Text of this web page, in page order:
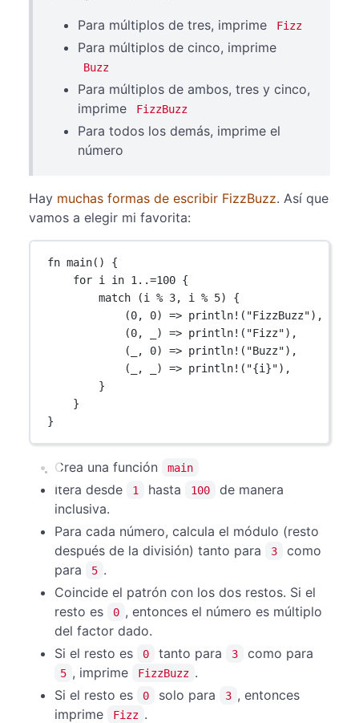
Para múltiplos de tres, imprime
Fizz
Para múltiplos de cinco, imprime
Buzz
Para múltiplos de ambos, tres y cinco,
imprime
FizzBuzz
Para todos los demás, imprime el
número
Hay muchas formas de escribir FizzBuzz. Así que
vamos a elegir mi favorita:
fn main() {
for i in 1..=100 {
match (i % 3, i % 5) {
(0, 0) => println! ( "FizzBuzz"),
(0, _) => println! ( "Fizz"),
(_, 0) => println! ( "Buzz"),
(_, _) => println! ( "{i}"),
}
}
}
Crea una función main
Itera desde 1 hasta 100
de manera
inclusiva.
Para cada número, calcula el módulo (resto
después de la división) tanto para
3
como
para
5 .
Coincide el patrón con los dos restos. Si el
resto es
0 , entonces el número es múltiplo
del factor dado.
Si el resto es
0 tanto para 3 como para
5 , imprime FizzBuzz .
Si el resto es
0 solo para 3 , entonces
imprime
Fizz .